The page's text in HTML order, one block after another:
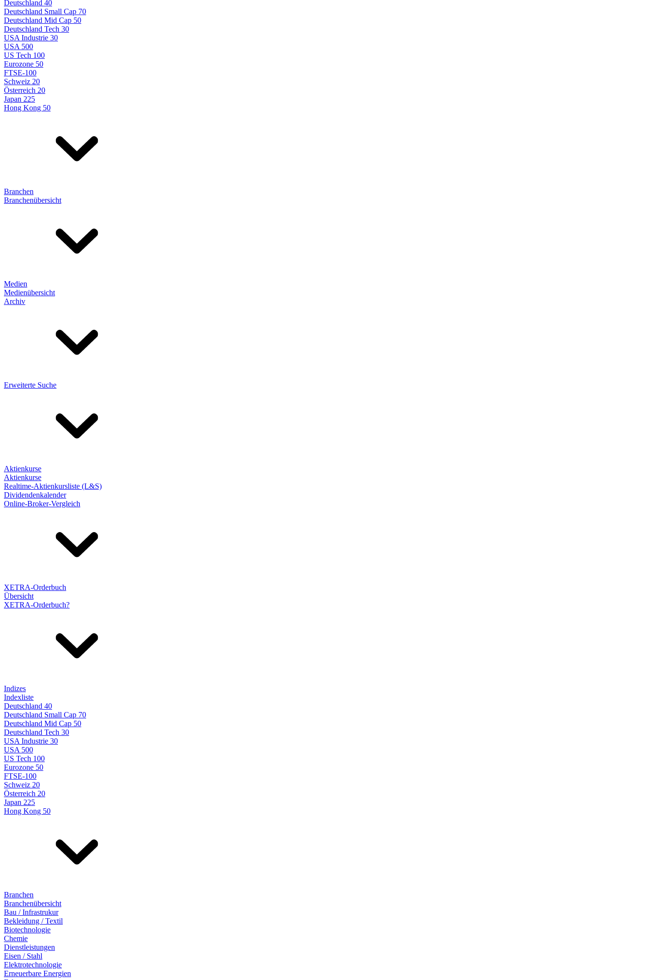
Deutschland 40
Deutschland Small Cap 70
Deutschland Mid Cap 50
Deutschland Tech 30
USA Industrie 30
USA 500
US Tech 100
Eurozone 50
FTSE-100
Schweiz 20
Österreich 20
Japan 225
Hong Kong 50
Branchen
Branchenübersicht
Medien
Medienübersicht
Archiv
Erweiterte Suche
Aktienkurse
Aktienkurse
Realtime-Aktienkursliste (L&S)
Dividendenkalender
Online-Broker-Vergleich
XETRA-Orderbuch
Übersicht
XETRA-Orderbuch?
Indizes
Indexliste
Deutschland 40
Deutschland Small Cap 70
Deutschland Mid Cap 50
Deutschland Tech 30
USA Industrie 30
USA 500
US Tech 100
Eurozone 50
FTSE-100
Schweiz 20
Österreich 20
Japan 225
Hong Kong 50
Branchen
Branchenübersicht
Bau / Infrastrukur
Bekleidung / Textil
Biotechnologie
Chemie
Dienstleistungen
Eisen / Stahl
Elektrotechnologie
Erneuerbare Energien